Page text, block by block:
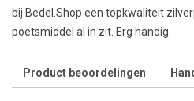
bij Bedel.Shop een topkwaliteit
poetsmiddel al in zit. Erg handig.
Product beoordelingen